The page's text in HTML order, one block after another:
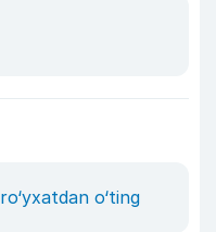
ro‘yxatdan o‘ting